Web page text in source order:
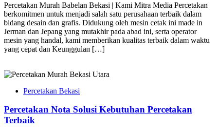
Percetakan Murah Babelan Bekasi | Kami Mitra Media Percetakan
berkomitmen untuk menjadi salah satu perusahaan terbaik dalam
bidang desain dan grafis. Didukung oleh mesin cetak ini made in
Jerman dan Jepang yang mutakhir pada abad ini, serta operator
mesin yang handal, kami memberikan kualitas terbaik dalam waktu
yang cepat dan Keunggulan […]
Percetakan Bekasi
Percetakan Nota Solusi Kebutuhan Percetakan
Terbaik